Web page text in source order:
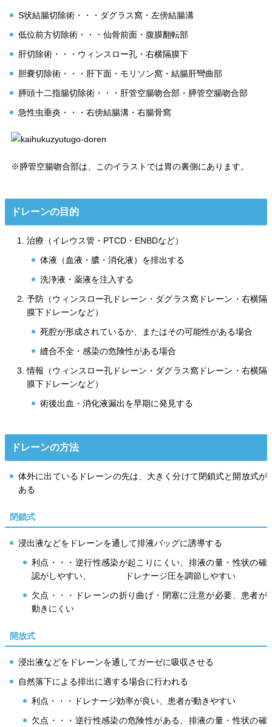
S状結腸切除術・・・ダグラス窩・左傍結腸溝
低位前方切除術・・・仙骨前面・腹膜翻転部
肝切除術・・・ウィンスロー孔・右横隔膜下
胆嚢切除術・・・肝下面・モリソン窩・結腸肝彎曲部
膵頭十二指腸切除術・・・肝管空腸吻合部・膵管空腸吻合部
急性虫垂炎・・・右傍結腸溝・右腸骨窩
※膵管空腸吻合部は、このイラストでは胃の裏側にあります。
ドレーンの目的
治療（イレウス管・PTCD・ENBDなど）
体液（血液・膿・消化液）を排出する
洗浄液・薬液を注入する
予防（ウィンスロー孔ドレーン・ダグラス窩ドレーン・右横隔
膜下ドレーンなど）
死腔が形成されているか、またはその可能性がある場合
縫合不全・感染の危険性がある場合
情報（ウィンスロー孔ドレーン・ダグラス窩ドレーン・右横隔
膜下ドレーンなど）
術後出血・消化液漏出を早期に発見する
ドレーンの方法
体外に出ているドレーンの先は、大きく分けて閉鎖式と開放式が
ある
閉鎖式
浸出液などをドレーンを通して排液バッグに誘導する
利点・・・逆行性感染が起こりにくい、排液の量・性状の確
認がしやすい、 ドレナージ圧を調節しやすい
欠点・・・ドレーンの折り曲げ・閉塞に注意が必要、患者が
動きにくい
開放式
浸出液などをドレーンを通してガーゼに吸収させる
自然落下による排出に適する場合に行われる
利点・・・ドレナージ効率が良い、患者が動きやすい
欠点・・・逆行性感染の危険性がある、排液の量・性状の確